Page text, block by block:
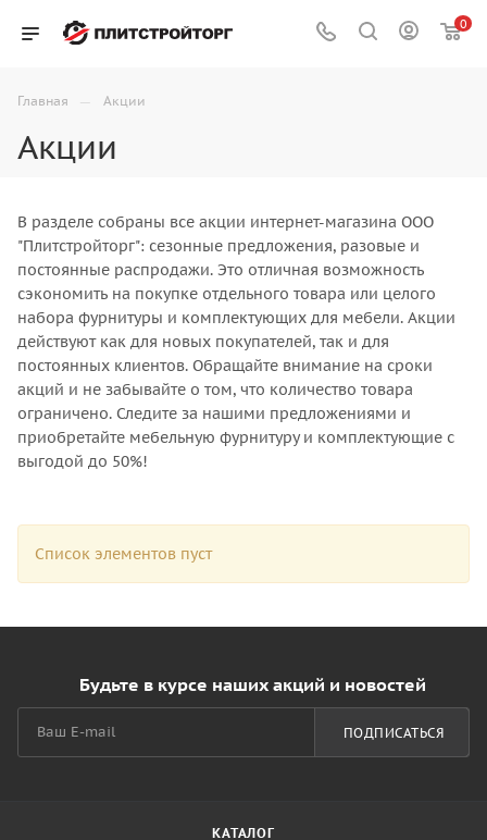
0
Главная — Акции
Акции
В разделе собраны все акции интернет-магазина ООО
"Плитстройторг": сезонные предложения, разовые и
постоянные распродажи. Это отличная возможность
сэкономить на покупке отдельного товара или целого
набора фурнитуры и комплектующих для мебели. Акции
действуют как для новых покупателей, так и для
постоянных клиентов. Обращайте внимание на сроки
акций и не забывайте о том, что количество товара
ограничено. Следите за нашими предложениями и
приобретайте мебельную фурнитуру и комплектующие с
выгодой до 50%!
Список элементов пуст
Будьте в курсе наших акций и новостей
ПОДПИСАТЬСЯ
КАТАЛОГ